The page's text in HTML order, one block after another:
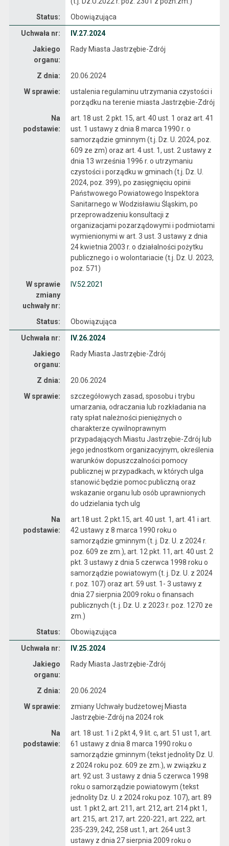
Status:
Obowiązująca
Uchwała nr:
IV.27.2024
Jakiego
organu:
Rady Miasta Jastrzębie-Zdrój
Z dnia:
20.06.2024
W sprawie:
ustalenia regulaminu utrzymania czystości i
porządku na terenie miasta Jastrzębie-Zdrój
Na
podstawie:
art. 18 ust. 2 pkt. 15, art. 40 ust. 1 oraz art. 41
ust. 1 ustawy z dnia 8 marca 1990 r. o
samorządzie gminnym (t.j. Dz. U. 2024, poz.
609 ze zm) oraz art. 4 ust. 1, ust. 2 ustawy z
dnia 13 września 1996 r. o utrzymaniu
czystości i porządku w gminach (t.j. Dz. U.
2024, poz. 399), po zasięgnięciu opinii
Państwowego Powiatowego Inspektora
Sanitarnego w Wodzisławiu Śląskim, po
przeprowadzeniu konsultacji z
organizacjami pozarządowymi i podmiotami
wymienionymi w art. 3 ust. 3 ustawy z dnia
24 kwietnia 2003 r. o działalności pożytku
publicznego i o wolontariacie (t.j. Dz. U. 2023,
poz. 571)
W sprawie
zmiany
uchwały nr:
IV.52.2021
Status: Obowiązująca
Uchwała nr:
IV.26.2024
Jakiego
organu:
Rady Miasta Jastrzębie-Zdrój
Z dnia:
20.06.2024
W sprawie:
szczegółowych zasad, sposobu i trybu
umarzania, odraczania lub rozkładania na
raty spłat należności pieniężnych o
charakterze cywilnoprawnym
przypadających Miastu Jastrzębie-Zdrój lub
jego jednostkom organizacyjnym, określenia
warunków dopuszczalności pomocy
publicznej w przypadkach, w których ulga
stanowić będzie pomoc publiczną oraz
wskazanie organu lub osób uprawnionych
do udzielania tych ulg
Na
podstawie:
art.18 ust. 2 pkt.15, art. 40 ust. 1, art. 41 i art.
42 ustawy z 8 marca 1990 roku o
samorządzie gminnym (t. j. Dz. U. z 2024 r.
poz. 609 ze zm.), art. 12 pkt. 11, art. 40 ust. 2
pkt. 3 ustawy z dnia 5 czerwca 1998 roku o
samorządzie powiatowym (t. j. Dz. U. z 2024
r. poz. 107) oraz art. 59 ust. 1- 3 ustawy z
dnia 27 sierpnia 2009 roku o finansach
publicznych (t. j. Dz. U. z 2023 r. poz. 1270 ze
zm.)
Status:
Obowiązująca
Uchwała nr:
IV.25.2024
Jakiego
organu:
Rady Miasta Jastrzębie-Zdrój
Z dnia:
20.06.2024
W sprawie:
zmiany Uchwały budżetowej Miasta
Jastrzębie-Zdrój na 2024 rok
Na
podstawie:
art. 18 ust. 1 i 2 pkt 4, 9 lit. c, art. 51 ust 1, art.
61 ustawy z dnia 8 marca 1990 roku o
samorządzie gminnym (tekst jednolity Dz. U.
z 2024 roku poz. 609 ze zm.), w związku z
art. 92 ust. 3 ustawy z dnia 5 czerwca 1998
roku o samorządzie powiatowym (tekst
jednolity Dz. U. z 2024 roku poz. 107), art. 89
ust. 1 pkt 2, art. 211, art. 212, art. 214 pkt 1,
art. 215, art. 217, art. 220-221, art. 222, art.
235-239, 242, 258 ust.1, art. 264 ust.3
ustawy z dnia 27 sierpnia 2009 roku o